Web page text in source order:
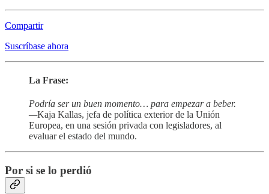
Compartir
Suscríbase ahora
La Frase:
Podría ser un buen momento… para empezar a beber.
—Kaja Kallas, jefa de política exterior de la Unión
Europea, en una sesión privada con legisladores, al
evaluar el estado del mundo.
Por si se lo perdió